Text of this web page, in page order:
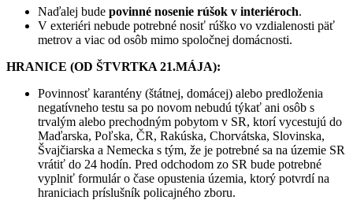
Naďalej bude povinné nosenie rúšok v interiéroch.
V exteriéri nebude potrebné nosiť rúško vo vzdialenosti päť
metrov a viac od osôb mimo spoločnej domácnosti.
HRANICE (OD ŠTVRTKA 21.MÁJA):
Povinnosť karantény (štátnej, domácej) alebo predloženia
negatívneho testu sa po novom nebudú týkať ani osôb s
trvalým alebo prechodným pobytom v SR, ktorí vycestujú do
Maďarska, Poľska, ČR, Rakúska, Chorvátska, Slovinska,
Švajčiarska a Nemecka s tým, že je potrebné sa na územie SR
vrátiť do 24 hodín. Pred odchodom zo SR bude potrebné
vyplniť formulár o čase opustenia územia, ktorý potvrdí na
hraniciach príslušník policajného zboru.